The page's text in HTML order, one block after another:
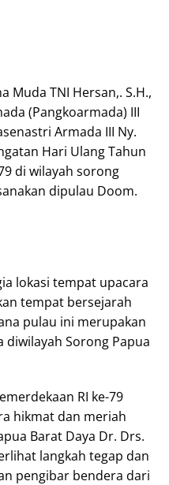
Muda TNI Hersan,. S.H.,
(Pangkoarmada) III
Armada III Ny.
Hari Ulang Tahun
di wilayah sorong
dipulau Doom.
lokasi tempat upacara
tempat bersejarah
pulau ini merupakan
Sorong Papua
RI ke-79
hikmat dan meriah
Barat Daya Dr. Drs.
langkah tegap dan
pengibar bendera dari